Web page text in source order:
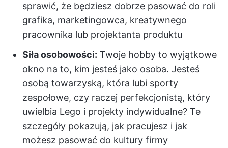
sprawić, że będziesz dobrze pasować do roli
grafika, marketingowca, kreatywnego
pracownika lub projektanta produktu
Siła osobowości: Twoje hobby to wyjątkowe
okno na to, kim jesteś jako osoba. Jesteś
osobą towarzyską, która lubi sporty
zespołowe, czy raczej perfekcjonistą, który
uwielbia Lego i projekty indywidualne? Te
szczegóły pokazują, jak pracujesz i jak
możesz pasować do kultury firmy